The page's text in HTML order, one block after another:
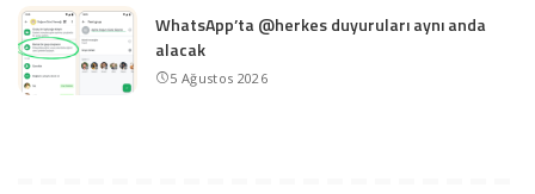
WhatsApp’ta @herkes duyuruları aynı anda
alacak
5 Ağustos 2026